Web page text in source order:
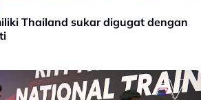
Thailand sukar digugat dengan